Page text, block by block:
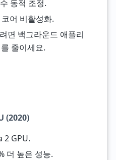
동적 조정.
어 비활성화.
면 백그라운드 애플리
줄이세요.
(2020)
2 GPU.
더 높은 성능.